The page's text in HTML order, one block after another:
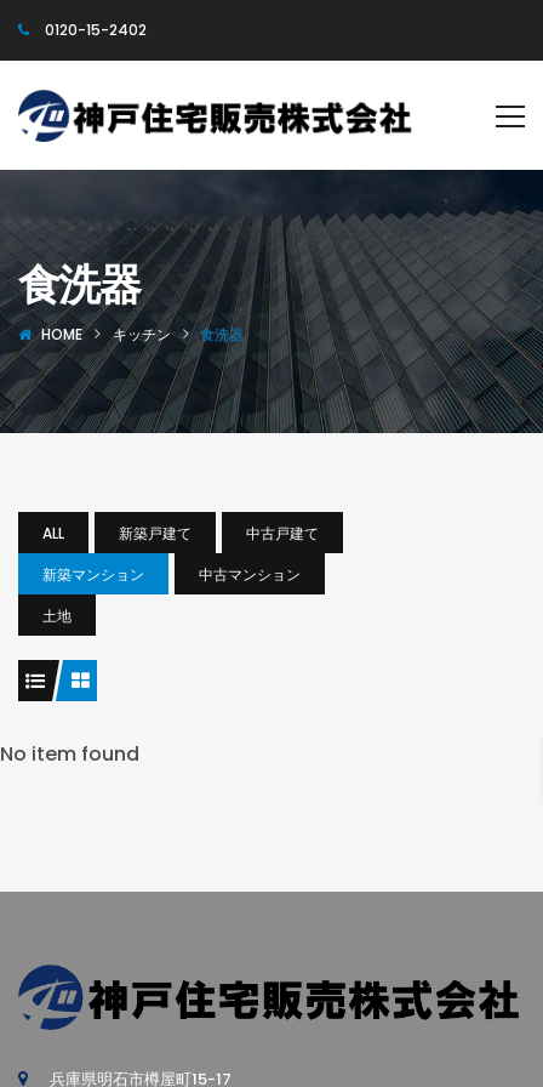
0120-15-2402
食洗器
HOME キッチン 食洗器
ALL 新築戸建て
中古戸建て
新築マンション
中古マンション
土地
No item found
兵庫県明石市樽屋町15-17